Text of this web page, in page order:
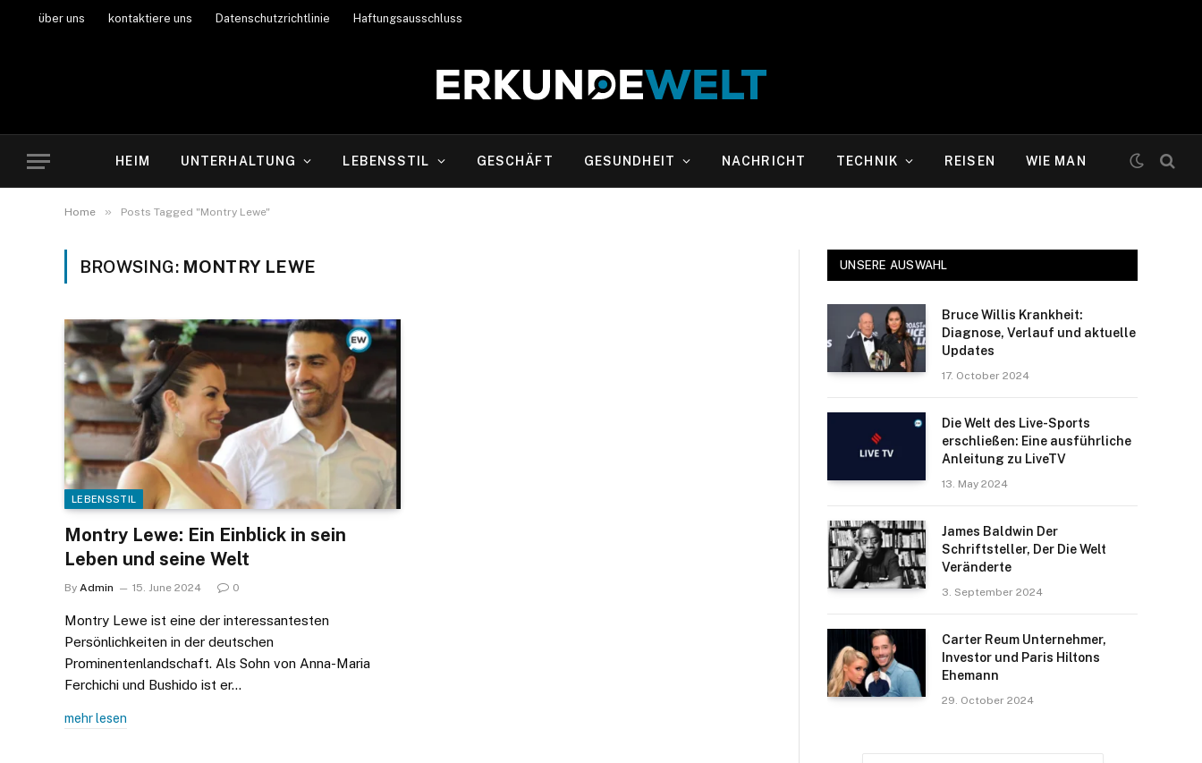
über uns kontaktiere uns Datenschutzrichtlinie Haftungsausschluss
HEIM UNTERHALTUNG LEBENSSTIL GESCHÄFT GESUNDHEIT NACHRICHT TECHNIK REISEN WIE MAN
Home » Posts Tagged "Montry Lewe"
BROWSING: MONTRY LEWE
LEBENSSTIL
Montry Lewe: Ein Einblick in sein
Leben und seine Welt
By Admin 15. June 2024 0
Montry Lewe ist eine der interessantesten
Persönlichkeiten in der deutschen
Prominentenlandschaft. Als Sohn von Anna-Maria
Ferchichi und Bushido ist er…
mehr lesen
UNSERE AUSWAHL
Bruce Willis Krankheit:
Diagnose, Verlauf und aktuelle
Updates
17. October 2024
Die Welt des Live-Sports
erschließen: Eine ausführliche
Anleitung zu LiveTV
13. May 2024
James Baldwin Der
Schriftsteller, Der Die Welt
Veränderte
3. September 2024
Carter Reum Unternehmer,
Investor und Paris Hiltons
Ehemann
29. October 2024